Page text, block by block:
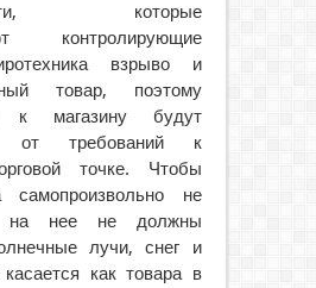
которые
контролирующие
взрыво и
товар, поэтому
к магазину будут
от требований к
точке. Чтобы
самопроизвольно не
на нее не должны
лучи, снег и
как товара в